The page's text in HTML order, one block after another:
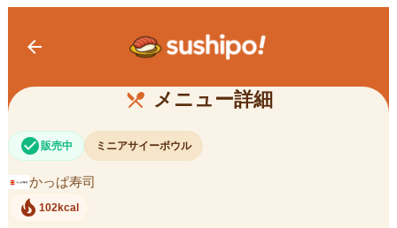
arrow_back
restaurant_menu メニュー詳細
ミニアサイーボウル
check_circle 販売中 ミニアサイーボウル
かっぱ寿司
local_fire_department 102kcal